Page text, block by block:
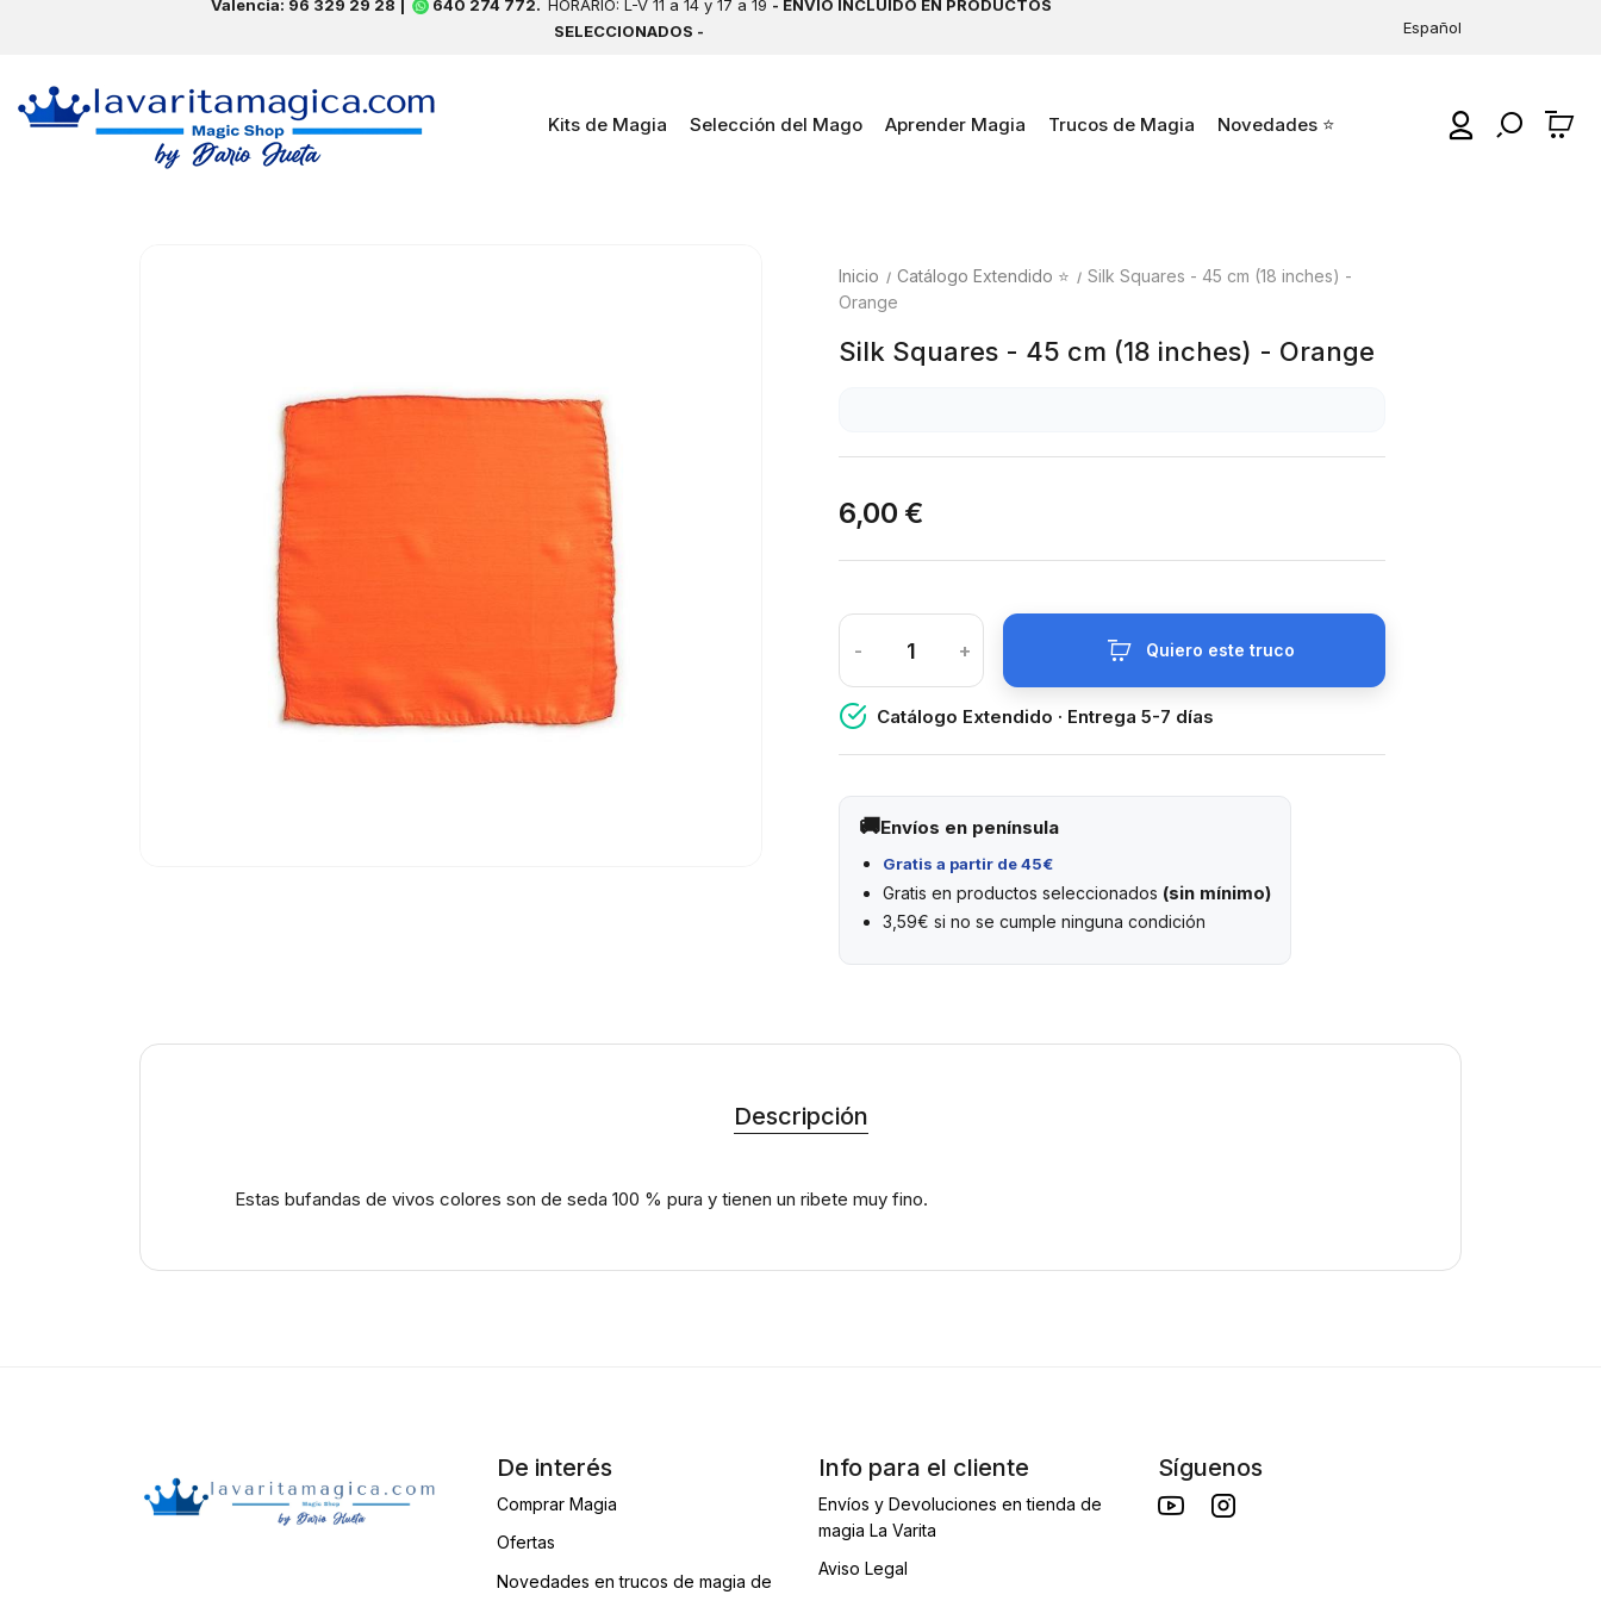
Español
Valencia: 96 329 29 28 | 640 274 772. HORARIO: L-V 11 a 14 y 17 a 19 - ENVÍO INCLUIDO EN PRODUCTOS
SELECCIONADOS -
Kits de Magia Selección del Mago Aprender Magia Trucos de Magia Novedades ⭐
Inicio Catálogo Extendido ⭐
Silk Squares - 45 cm (18 inches) -
Orange
Silk Squares - 45 cm (18 inches) - Orange
6,00 €
- + Quiero este truco
Catálogo Extendido · Entrega 5-7 días
Envíos en península
Gratis a partir de 45€
Gratis en productos seleccionados (sin mínimo)
3,59€ si no se cumple ninguna condición
Descripción
Estas bufandas de vivos colores son de seda 100 % pura y tienen un ribete muy fino.
De interés
Comprar Magia
Ofertas
Novedades en trucos de magia de
Info para el cliente
Envíos y Devoluciones en tienda de
magia La Varita
Aviso Legal
Síguenos